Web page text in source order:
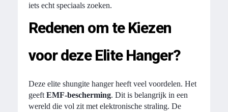
iets echt speciaals zoeken.
Redenen om te Kiezen
voor deze Elite Hanger?
Deze elite shungite hanger heeft veel voordelen. Het
geeft EMF-bescherming. Dit is belangrijk in een
wereld die vol zit met elektronische straling. De